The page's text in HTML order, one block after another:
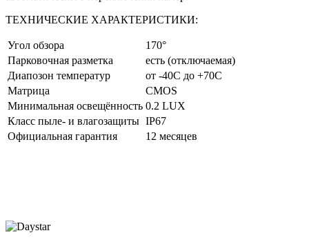
ТЕХНИЧЕСКИЕ ХАРАКТЕРИСТИКИ:
Угол обзора
170°
Парковочная разметка
есть (отключаемая)
Диапозон температур
от -40C до +70C
Матрица
CMOS
Минимальная освещённость 0.2 LUX
Класс пыле- и влагозащиты IP67
Официальная гарантия
12 месяцев